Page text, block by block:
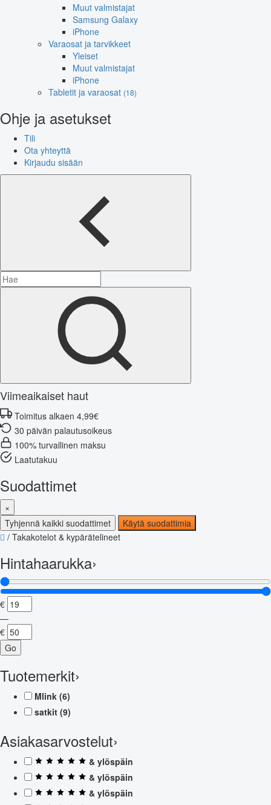
Muut valmistajat
Samsung Galaxy
iPhone
Varaosat ja tarvikkeet
Yleiset
Muut valmistajat
iPhone
Tabletit ja varaosat (18)
Ohje ja asetukset
Tili
Ota yhteyttä
Kirjaudu sisään
Viimeaikaiset haut
Toimitus alkaen 4,99€
30 päivän palautusoikeus
100% turvallinen maksu
Laatutakuu
Suodattimet
×
Tyhjennä kaikki suodattimet
Käytä suodattimia
/ Takakotelot & kypärätelineet
Hintahaarukka›
€
—
€
Go
Tuotemerkit›
Mlink (6)
satkit (9)
Asiakasarvostelut›
& ylöspäin
& ylöspäin
& ylöspäin